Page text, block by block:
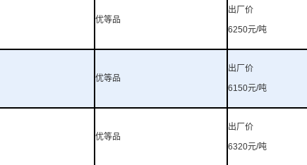
优等品
出厂价
6250元/吨
优等品
出厂价
6150元/吨
优等品
出厂价
6320元/吨